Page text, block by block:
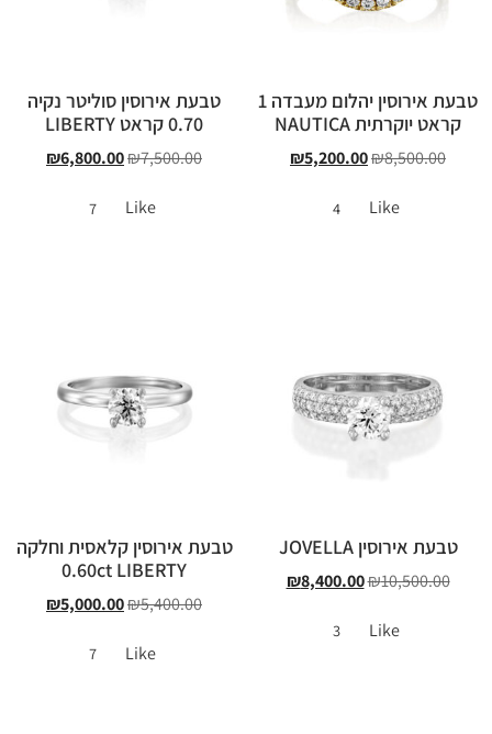
טבעת אירוסין יהלום מעבדה 1
קראט יוקרתית NAUTICA
₪8,500.00
₪5,200.00
Like
טבעת אירוסין סוליטר נקיה
0.70 קראט LIBERTY
₪7,500.00
₪6,800.00
Like
טבעת אירוסין JOVELLA
₪10,500.00
₪8,400.00
Like
טבעת אירוסין קלאסית וחלקה
0.60ct LIBERTY
₪5,400.00
₪5,000.00
Like